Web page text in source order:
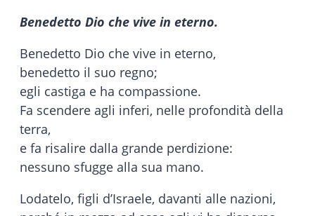
Benedetto Dio che vive in eterno.
Benedetto Dio che vive in eterno,
benedetto il suo regno;
egli castiga e ha compassione.
Fa scendere agli inferi, nelle profondità della
terra,
e fa risalire dalla grande perdizione:
nessuno sfugge alla sua mano.
Lodatelo, figli d’Israele, davanti alle nazioni,